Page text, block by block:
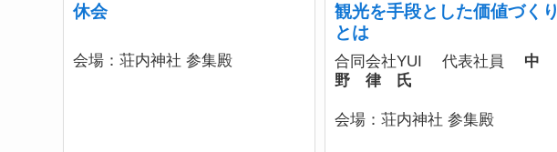
休会
会場： 荘内神社 参集殿
観光を手段とした価値づくり
とは
合同会社YUI 代表社員
中
野 律 氏
会場： 荘内神社 参集殿